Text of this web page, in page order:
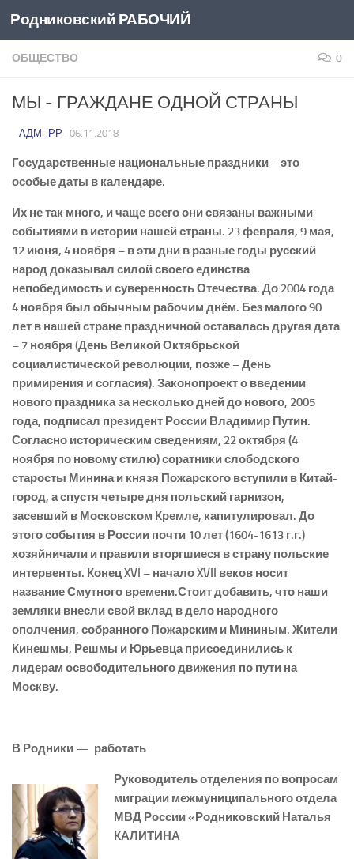
Перейти к содержимому
Родниковский РАБОЧИЙ
ОБЩЕСТВО 0
МЫ ­- ГРАЖДАНЕ ОДНОЙ СТРАНЫ
- АДМ_РР · 06.11.2018
Государственные национальные праздники – это
особые даты в календаре.
Их не так много, и чаще всего они связаны важными
событиями в истории нашей страны. 23 февраля, 9 мая,
12 июня, 4 ноября – в эти дни в разные годы русский
народ доказывал силой своего единства
непобедимость и суверенность Отечества. До 2004 года
4 ноября был обычным рабочим днём. Без малого 90
лет в нашей стране праздничной оставалась другая дата
– 7 ноября (День Великой Октябрьской
социалистической революции, позже – День
примирения и согласия). Законопроект о введении
нового праздника за несколько дней до нового, 2005
года, подписал президент России Владимир Путин.
Согласно историческим сведениям, 22 октября (4
ноября по новому стилю) соратники слободского
старосты Минина и князя Пожарского вступили в Китай-
город, аспустя четыре дня польский гарнизон,
засевший в Московском Кремле, капитулировал. До
этого события в России почти 10 лет (1604-1613 г.г.)
хозяйничали и правили вторгшиеся в страну польские
интервенты. Конец XVI – начало XVII веков носит
название Смутного времени.Стоит добавить, что наши
земляки внесли свой вклад в дело народного
ополчения, собранного Пожарским и Мининым. Жители
Кинешмы, Решмы и Юрьевца присоединились к
лидерам освободительного движения по пути на
Москву.
В Родники — ­ работать
Руководитель отделения по вопросам
миграции межмуниципального отдела
МВД России «Родниковский Наталья
КАЛИТИНА